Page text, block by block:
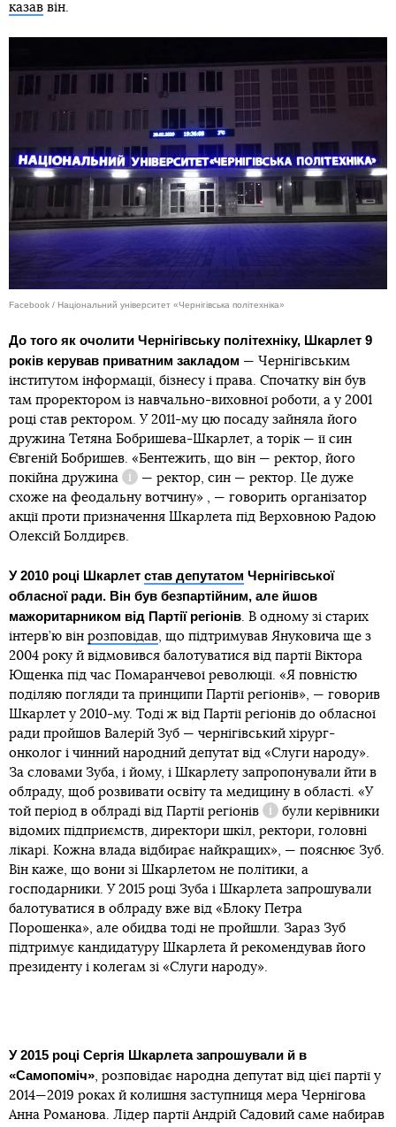
казав він.
Facebook / Національний університет «Чернігівська політехніка»
До того як очолити Чернігівську політехніку, Шкарлет 9
років керував приватним закладом — Чернігівським
інститутом інформації, бізнесу і права. Спочатку він був
там проректором із навчально-виховної роботи, а у 2001
році став ректором. У 2011-му цю посаду зайняла його
дружина Тетяна Бобришева-Шкарлет, а торік — її син
Євгеній Бобришев. «Бентежить, що він — ректор, його
покійна дружина
Довідка
— ректор, син — ректор. Це дуже
схоже на феодальну вотчину» , — говорить організатор
акції проти призначення Шкарлета під Верховною Радою
Олексій Болдирєв.
У 2010 році Шкарлет став депутатом Чернігівської
обласної ради. Він був безпартійним, але йшов
мажоритарником від Партії регіонів. В одному зі старих
інтерв’ю він розповідав, що підтримував Януковича ще з
2004 року й відмовився балотуватися від партії Віктора
Ющенка під час Помаранчевої революції. «Я повністю
поділяю погляди та принципи Партії регіонів», — говорив
Шкарлет у 2010-му. Тоді ж від Партії регіонів до обласної
ради пройшов Валерій Зуб — чернігівський хірург-
онколог і чинний народний депутат від «Слуги народу».
За словами Зуба, і йому, і Шкарлету запропонували йти в
облраду, щоб розвивати освіту та медицину в області. «У
той період в облраді від Партії регіонів
Довідка
були керівники
відомих підприємств, директори шкіл, ректори, головні
лікарі. Кожна влада відбирає найкращих», — пояснює Зуб.
Він каже, що вони зі Шкарлетом не політики, а
господарники. У 2015 році Зуба і Шкарлета запрошували
балотуватися в облраду вже від «Блоку Петра
Порошенка», але обидва тоді не пройшли. Зараз Зуб
підтримує кандидатуру Шкарлета й рекомендував його
президенту і колегам зі «Слуги народу».
У 2015 році Сергія Шкарлета запрошували й в
«Самопоміч», розповідає народна депутат від цієї партії у
2014—2019 роках й колишня заступниця мера Чернігова
Анна Романова. Лідер партії Андрій Садовий саме набирав